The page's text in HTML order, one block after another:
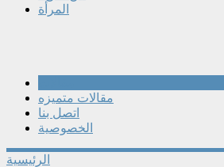
المرأة
مقالات متميزه
اتصل بنا
الخصوصية
الرئيسية